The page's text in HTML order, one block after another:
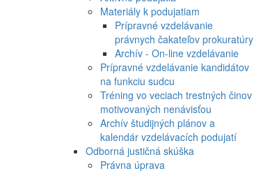
Materiály k podujatiam
Prípravné vzdelávanie
právnych čakateľov prokuratúry
Archív - On-line vzdelávanie
Prípravné vzdelávanie kandidátov
na funkciu sudcu
Tréning vo veciach trestných činov
motivovaných nenávisťou
Archív študijných plánov a
kalendár vzdelávacích podujatí
Odborná justičná skúška
Právna úprava